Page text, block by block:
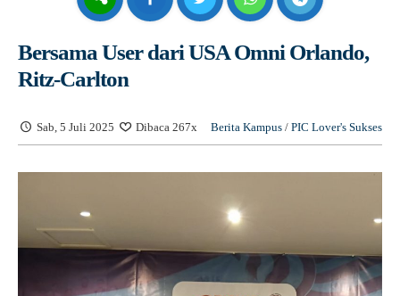
Bersama User dari USA Omni Orlando,
Ritz-Carlton
Sab, 5 Juli 2025 Dibaca 267x Berita Kampus / PIC Lover's Sukses